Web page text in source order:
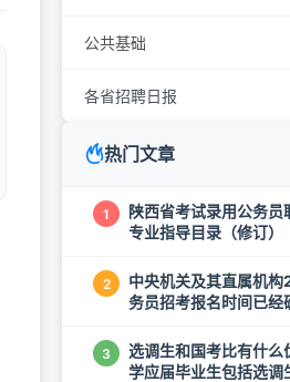
公共基础
各省招聘日报
热门文章
1
陕西省考试录用公务员
专业指导目录（修订）
2
中央机关及其直属机
务员招考报名时间已经
3
选调生和国考比有什么
学应届毕业生包括选调